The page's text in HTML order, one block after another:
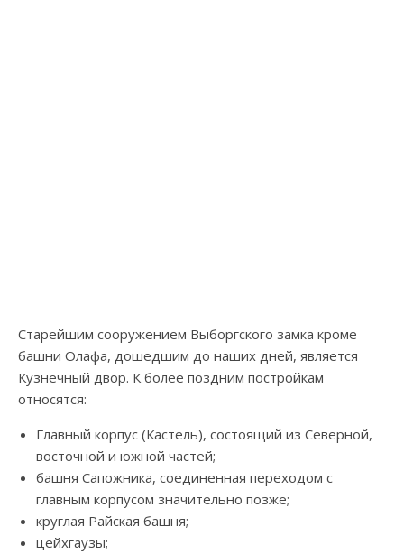
Старейшим сооружением Выборгского замка кроме
башни Олафа, дошедшим до наших дней, является
Кузнечный двор. К более поздним постройкам
относятся:
Главный корпус (Кастель), состоящий из Северной,
восточной и южной частей;
башня Сапожника, соединенная переходом с
главным корпусом значительно позже;
круглая Райская башня;
цейхгаузы;